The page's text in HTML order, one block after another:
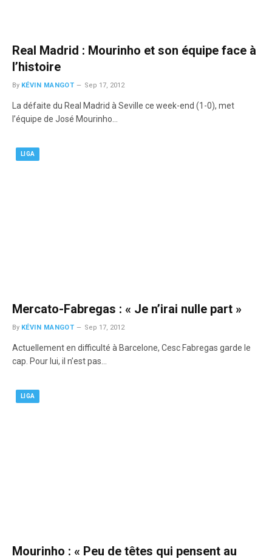
Real Madrid : Mourinho et son équipe face à
l’histoire
By KÉVIN MANGOT Sep 17, 2012
La défaite du Real Madrid à Seville ce week-end (1-0), met
l’équipe de José Mourinho…
LIGA
Mercato-Fabregas : « Je n’irai nulle part »
By KÉVIN MANGOT Sep 17, 2012
Actuellement en difficulté à Barcelone, Cesc Fabregas garde le
cap. Pour lui, il n’est pas…
LIGA
Mourinho : « Peu de têtes qui pensent au